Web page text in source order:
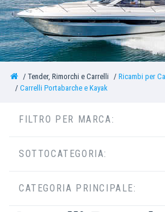
Tender, Rimorchi e Carrelli
Ricambi per
Carrelli Portabarche e Kayak
FILTRO PER MARCA:
SOTTOCATEGORIA:
CATEGORIA PRINCIPALE: